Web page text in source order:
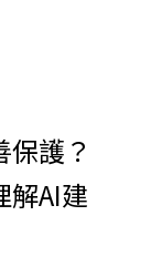
護？
解AI建